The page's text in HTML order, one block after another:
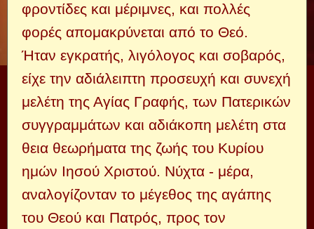
φροντίδες και μέριμνες, και πολλές
φορές απομακρύνεται από το Θεό.
Ήταν εγκρατής, λιγόλογος και σοβαρός,
είχε την αδιάλειπτη προσευχή και συνεχή
μελέτη της Αγίας Γραφής, των Πατερικών
συγγραμμάτων και αδιάκοπη μελέτη στα
θεια θεωρήματα της ζωής του Κυρίου
ημών Ιησού Χριστού. Νύχτα - μέρα,
αναλογίζονταν το μέγεθος της αγάπης
του Θεού και Πατρός, προς τον